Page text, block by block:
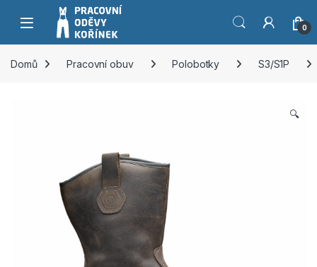
Přeskočit na navigaci
Přeskočit na obsah
0
Domů Pracovní obuv Polobotky S3/S1P
🔍